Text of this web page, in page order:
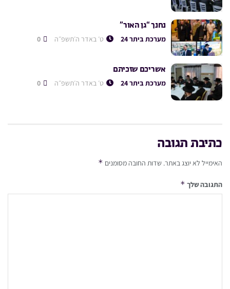
נחנך “גן האור”
מערכת ביתר 24 ט׳ באדר ה׳תשפ״ה
אשריכם שזכיתם
מערכת ביתר 24 ט׳ באדר ה׳תשפ״ה
כתיבת תגובה
האימייל לא יוצג באתר. שדות החובה מסומנים *
התגובה שלך *